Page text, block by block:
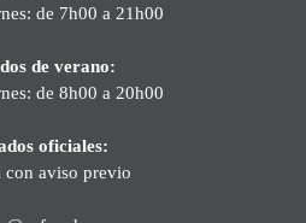
de 7h00 a 21h00
de verano:
de 8h00 a 20h00
oficiales:
con aviso previo